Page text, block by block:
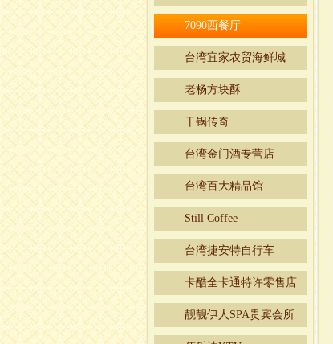
7090西餐厅
台湾宜家农贸海鲜城
老杨方块酥
干锅传奇
台湾金门酒专营店
台湾百大精品馆
Still Coffee
台湾捷安特自行车
卡酷全卡通特许零售店
靓靓伊人SPA贵宾会所